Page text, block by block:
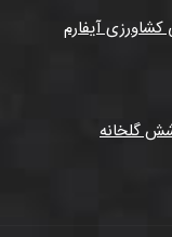
آیفارم
گلخانه